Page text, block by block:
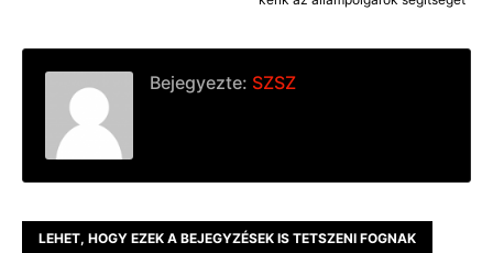
Bejegyezte: SZSZ
LEHET, HOGY EZEK A BEJEGYZÉSEK IS TETSZENI FOGNAK